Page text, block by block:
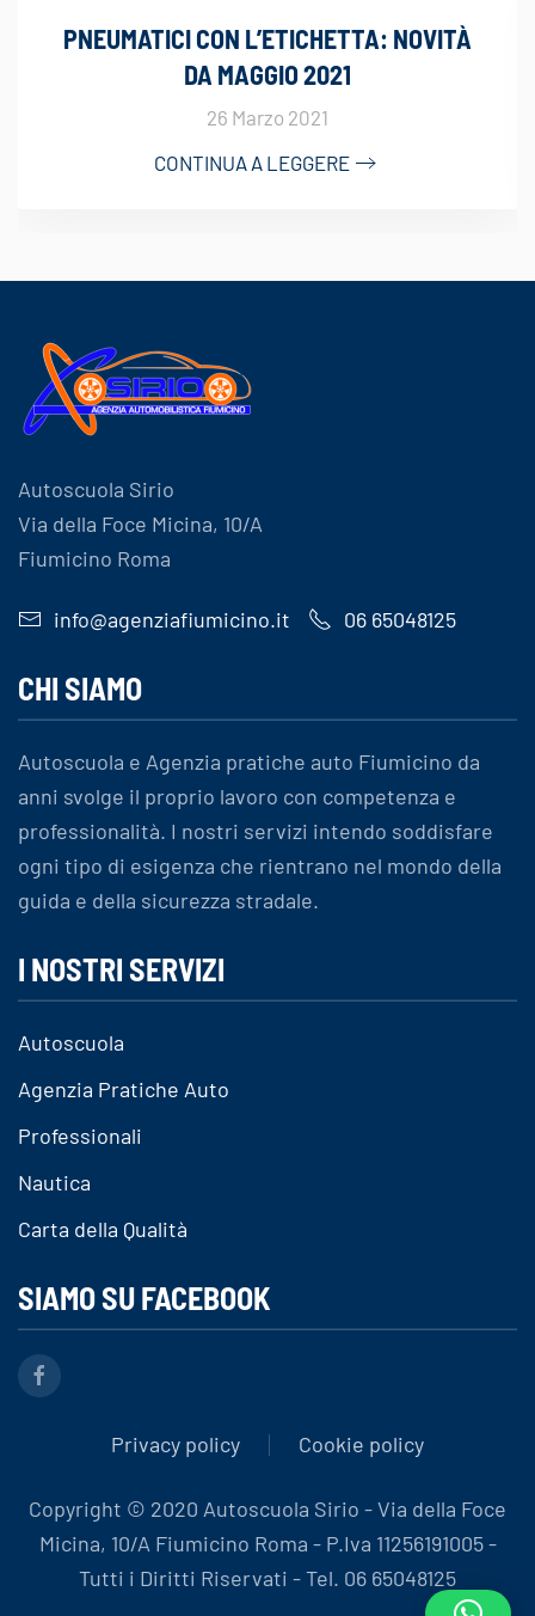
PNEUMATICI CON L’ETICHETTA: NOVITÀ
DA MAGGIO 2021
26 Marzo 2021
CONTINUA A LEGGERE
Autoscuola Sirio
Via della Foce Micina, 10/A
Fiumicino Roma
info@agenziafiumicino.it 06 65048125
CHI SIAMO
Autoscuola e Agenzia pratiche auto Fiumicino da
anni svolge il proprio lavoro con competenza e
professionalità. I nostri servizi intendo soddisfare
ogni tipo di esigenza che rientrano nel mondo della
guida e della sicurezza stradale.
I NOSTRI SERVIZI
Autoscuola
Agenzia Pratiche Auto
Professionali
Nautica
Carta della Qualità
SIAMO SU FACEBOOK
Privacy policy Cookie policy
Copyright © 2020 Autoscuola Sirio - Via della Foce
Micina, 10/A Fiumicino Roma - P.Iva 11256191005 -
Tutti i Diritti Riservati - Tel. 06 65048125